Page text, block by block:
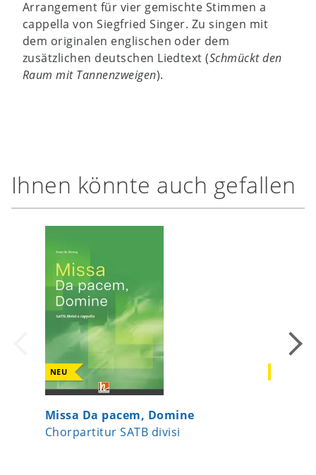
Arrangement für vier gemischte Stimmen a
cappella von Siegfried Singer. Zu singen mit
dem originalen englischen oder dem
zusätzlichen deutschen Liedtext (Schmückt den
Raum mit Tannenzweigen).
Ihnen könnte auch gefallen
NEU
Missa Da pacem, Domine
Chorpartitur SATB divisi